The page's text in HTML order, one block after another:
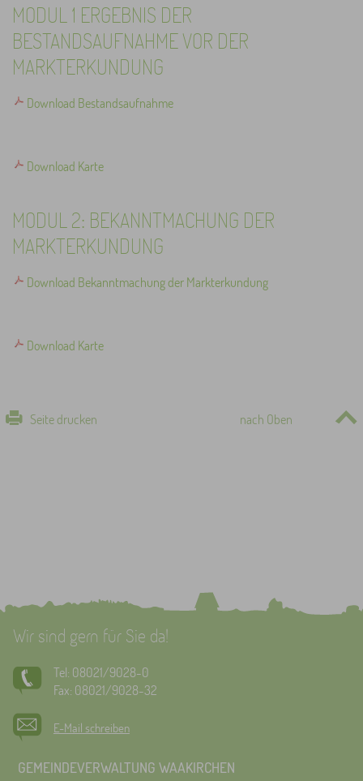
MODUL 1 ERGEBNIS DER
BESTANDSAUFNAHME VOR DER
MARKTERKUNDUNG
Download Bestandsaufnahme
Download Karte
MODUL 2: BEKANNTMACHUNG DER
MARKTERKUNDUNG
Download Bekanntmachung der Markterkundung
Download Karte
Seite drucken nach Oben
Wir sind gern für Sie da!
Tel: 08021/9028-0
Fax: 08021/9028-32
E-Mail schreiben
GEMEINDEVERWALTUNG WAAKIRCHEN